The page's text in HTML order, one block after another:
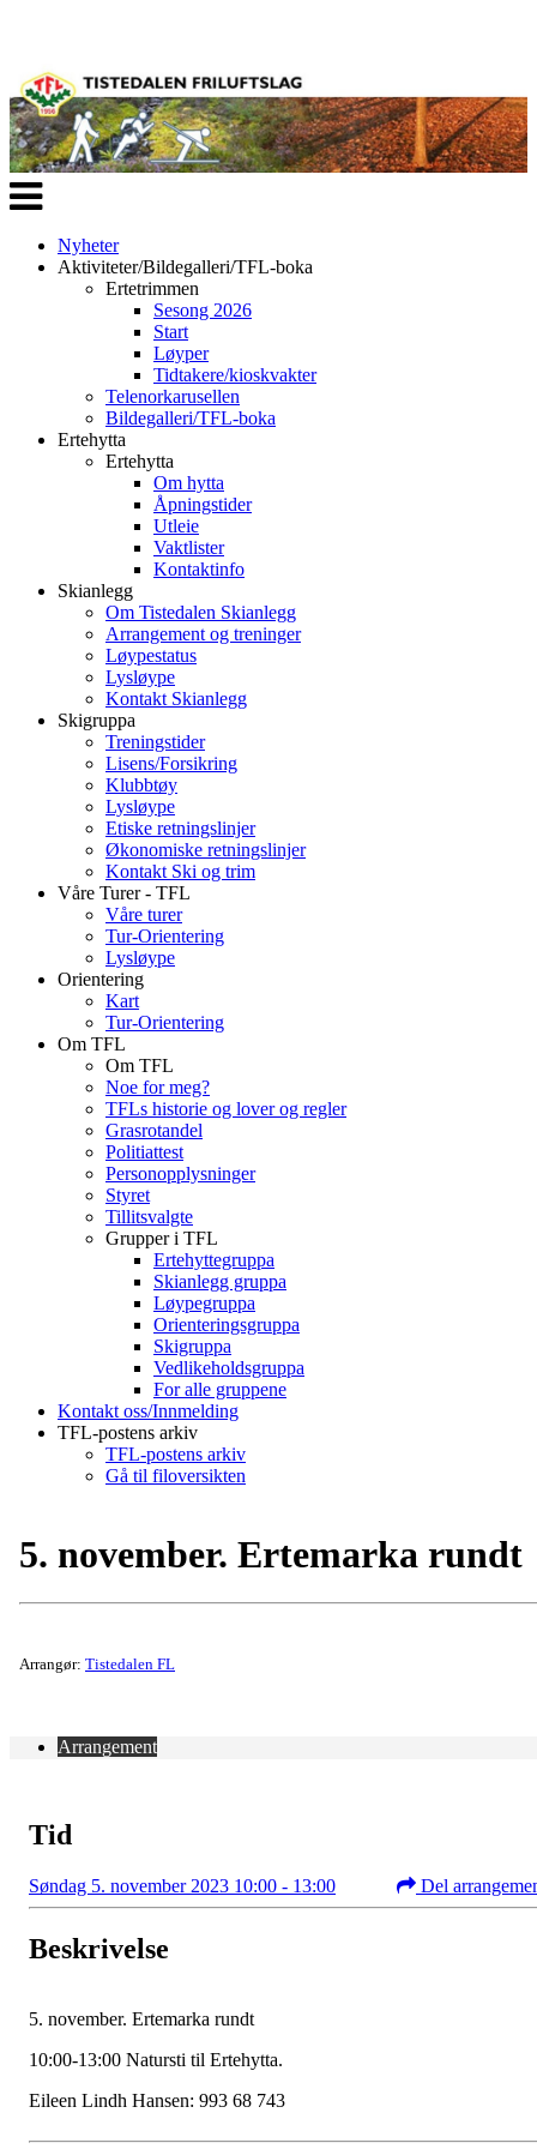
Veksle
navigasjon
Nyheter
Aktiviteter/Bildegalleri/TFL-boka
Ertetrimmen
Sesong 2026
Start
Løyper
Tidtakere/kioskvakter
Telenorkarusellen
Bildegalleri/TFL-boka
Ertehytta
Ertehytta
Om hytta
Åpningstider
Utleie
Vaktlister
Kontaktinfo
Skianlegg
Om Tistedalen Skianlegg
Arrangement og treninger
Løypestatus
Lysløype
Kontakt Skianlegg
Skigruppa
Treningstider
Lisens/Forsikring
Klubbtøy
Lysløype
Etiske retningslinjer
Økonomiske retningslinjer
Kontakt Ski og trim
Våre Turer - TFL
Våre turer
Tur-Orientering
Lysløype
Orientering
Kart
Tur-Orientering
Om TFL
Om TFL
Noe for meg?
TFLs historie og lover og regler
Grasrotandel
Politiattest
Personopplysninger
Styret
Tillitsvalgte
Grupper i TFL
Ertehyttegruppa
Skianlegg gruppa
Løypegruppa
Orienteringsgruppa
Skigruppa
Vedlikeholdsgruppa
For alle gruppene
Kontakt oss/Innmelding
TFL-postens arkiv
TFL-postens arkiv
Gå til filoversikten
5. november. Ertemarka rundt
Arrangør: Tistedalen FL
Arrangement
Tid
Søndag 5. november 2023 10:00 - 13:00 Del
Beskrivelse
5. november. Ertemarka rundt
10:00-13:00 Natursti til Ertehytta.
Eileen Lindh Hansen: 993 68 743